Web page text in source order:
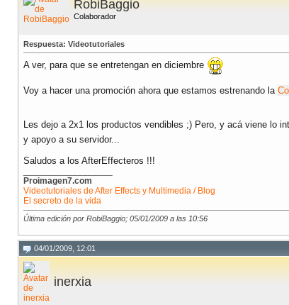
RobiBaggio
Colaborador
Respuesta: Videotutoriales
A ver, para que se entretengan en diciembre
Voy a hacer una promoción ahora que estamos estrenando la
Les dejo a 2x1 los productos vendibles ;) Pero, y acá viene lo
y apoyo a su servidor...
Saludos a los AfterEffecteros !!!
Proimagen7.com
Videotutoriales de After Effects y Multimedia / Blog
El secreto de la vida
Última edición por RobiBaggio; 05/01/2009 a las 10:56
04/01/2009, 12:01
inerxia